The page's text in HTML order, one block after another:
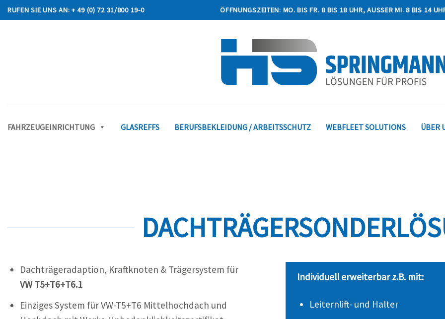
Skip
to
RUFEN SIE UNS AN: + 49 (0) 72 31/800 19-0 ÖFFNUNGSZEITEN: MO. BIS FR. 8 BIS 18 UHR, AUSSER MI. 8 BIS 14 UHR
FAHRZEUGEINRICHTUNG GLASREFFS BERUFSBEKLEIDUNG / ARBEITSSCHUTZ WEBFLEET SOLUTIONS ÜBER
Dachträgeradaption, Kraftknoten & Trägersystem für
VW T5+T6+T6.1
Einziges System für VW-T5+T6 Mittelhochdach und
Individuell erweiterbar z.B. mit:
Leiternlift- und Halter